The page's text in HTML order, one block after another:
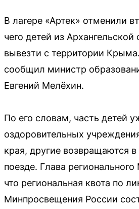
В лагере «Артек» отменили
чего детей из
вывезти с территории
сообщил министр
Евгений Мелёхин.
По его словам, часть детей
оздоровительных
края, другие возвращаются в
поезде. Глава
что региональная квота по
Минпросвещения России